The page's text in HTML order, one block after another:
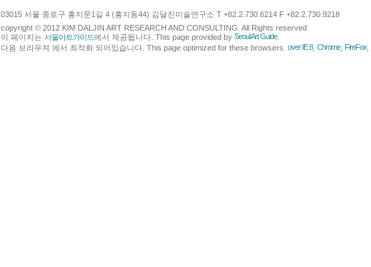
03015 서울 종로구 홍지문1길 4 (홍지동44) 김달진미술연구소 T +82.2.730.6214 F +82.2.730.9218
copyright © 2012 KIM DALJIN ART RESEARCH AND CONSULTING. All Rights reserved
이 페이지는 서울아트가이드에서 제공됩니다. This page provided by Seoul Art Guide.
다음 브라우져 에서 최적화 되어있습니다. This page optimized for these browsers. over IE 8, Chrome, FireFox